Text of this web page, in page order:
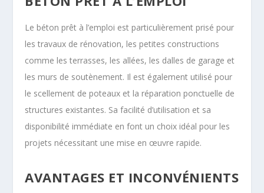
Le béton prêt à l’emploi est particulièrement prisé pour
les travaux de rénovation, les petites constructions
comme les terrasses, les allées, les dalles de garage et
les murs de soutènement. Il est également utilisé pour
le scellement de poteaux et la réparation ponctuelle de
structures existantes. Sa facilité d’utilisation et sa
disponibilité immédiate en font un choix idéal pour les
projets nécessitant une mise en œuvre rapide.
AVANTAGES ET INCONVÉNIENTS